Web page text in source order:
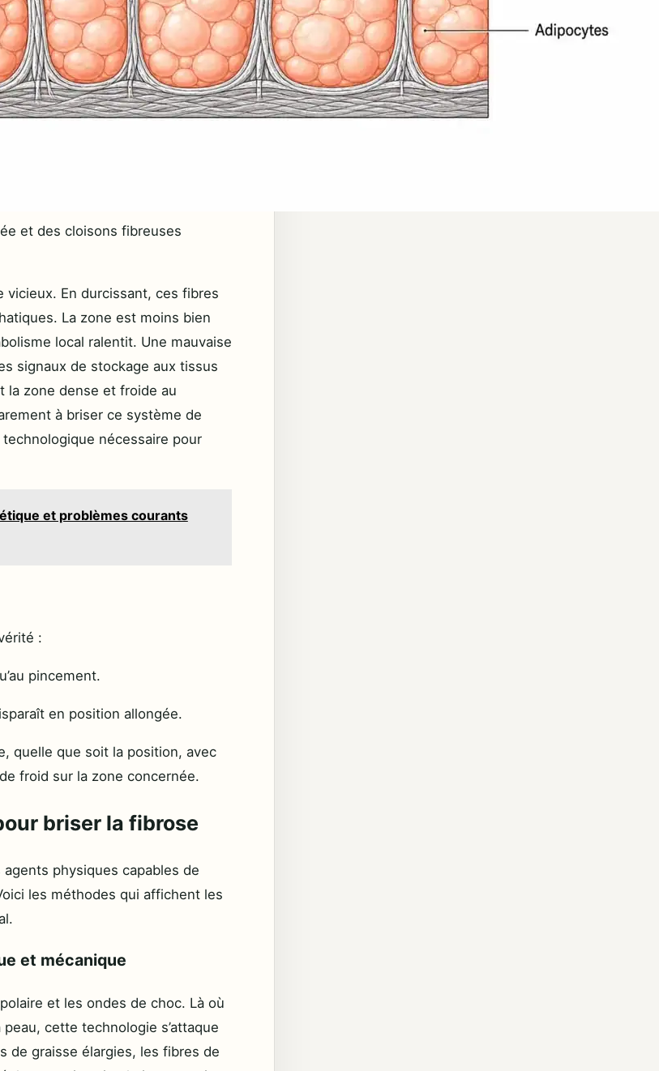
et des cloisons fibreuses
En durcissant, ces fibres
La zone est moins bien
local ralentit. Une mauvaise
signaux de stockage aux tissus
la zone dense et froide au
à briser ce système de
nécessaire pour
et problèmes courants
:
pincement.
en position allongée.
quelle que soit la position, avec
froid sur la zone concernée.
briser la fibrose
physiques capables de
les méthodes qui affichent les
et mécanique
et les ondes de choc. Là où
cette technologie s’attaque
de graisse élargies, les fibres de